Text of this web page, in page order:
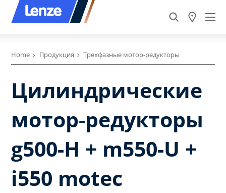
Home Продукция Трехфазные мотор-редукторы
Цилиндрические
мотор-редукторы
g500-H + m550-U +
i550 motec